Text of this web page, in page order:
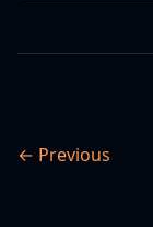
← Previous